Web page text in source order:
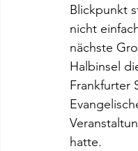
Blickpunkt
nicht
nächste
Halbinsel
Frankfurter
hatte.